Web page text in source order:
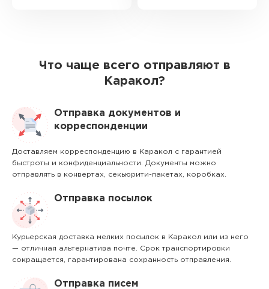
Что чаще всего отправляют в
Каракол?
Отправка документов и
корреспонденции
Доставляем корреспонденцию в Каракол с гарантией
быстроты и конфиденциальности. Документы можно
отправлять в конвертах, секьюрити-пакетах, коробках.
Отправка посылок
Курьерская доставка мелких посылок в Каракол или из него
— отличная альтернатива почте. Срок транспортировки
сокращается, гарантирована сохранность отправления.
Отправка писем